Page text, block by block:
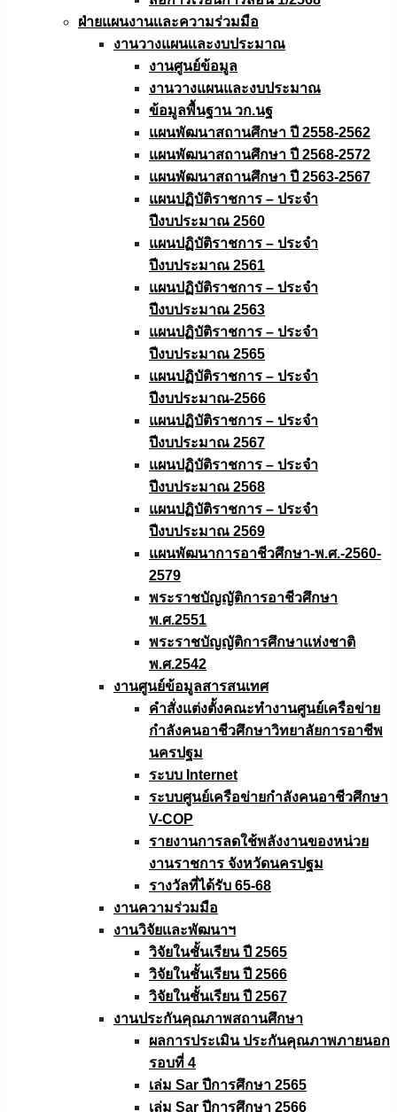
ฝ่ายแผนงานเเละความร่วมมือ
งานวางแผนเเละงบประมาณ
งานศูนย์ข้อมูล
งานวางแผนและงบประมาณ
ข้อมูลพื้นฐาน วก.นฐ
แผนพัฒนาสถานศึกษา ปี 2558-2562
แผนพัฒนาสถานศึกษา ปี 2568-2572
แผนพัฒนาสถานศึกษา ปี 2563-2567
แผนปฏิบัติราชการ – ประจำ
ปีงบประมาณ 2560
แผนปฏิบัติราชการ – ประจำ
ปีงบประมาณ 2561
แผนปฏิบัติราชการ – ประจำ
ปีงบประมาณ 2563
แผนปฏิบัติราชการ – ประจำ
ปีงบประมาณ 2565
แผนปฏิบัติราชการ – ประจำ
ปีงบประมาณ-2566
แผนปฏิบัติราชการ – ประจำ
ปีงบประมาณ 2567
แผนปฏิบัติราชการ – ประจำ
ปีงบประมาณ 2568
แผนปฏิบัติราชการ – ประจำ
ปีงบประมาณ 2569
แผนพัฒนาการอาชีวศึกษา-พ.ศ.-2560-
2579
พระราชบัญญัติการอาชีวศึกษา
พ.ศ.2551
พระราชบัญญัติการศึกษาแห่งชาติ
พ.ศ.2542
งานศูนย์ข้อมูลสารสนเทศ
คำสั่งแต่งตั้งคณะทำงานศูนย์เครือข่าย
กำลังคนอาชีวศึกษาวิทยาลัยการอาชีพ
นครปฐม
ระบบ Internet
ระบบศูนย์เครือข่ายกำลังคนอาชีวศึกษา
V-COP
รายงานการลดใช้พลังงานของหน่วย
งานราชการ จังหวัดนครปฐม
รางวัลที่ได้รับ 65-68
งานความร่วมมือ
งานวิจัยเเละพัฒนาฯ
วิจัยในชั้นเรียน ปี 2565
วิจัยในชั้นเรียน ปี 2566
วิจัยในชั้นเรียน ปี 2567
งานประกันคุณภาพสถานศึกษา
ผลการประเมิน ประกันคุณภาพภายนอก
รอบที่ 4
เล่ม Sar ปีการศึกษา 2565
เล่ม Sar ปีการศึกษา 2566